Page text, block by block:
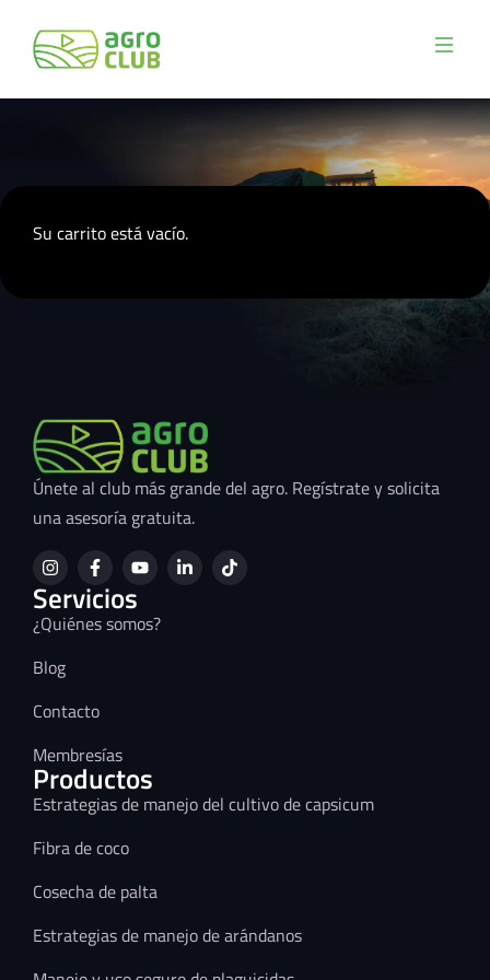
Su carrito está vacío.
Únete al club más grande del agro. Regístrate y solicita
una asesoría gratuita.
Servicios
¿Quiénes somos?
Blog
Contacto
Membresías
Productos
Estrategias de manejo del cultivo de capsicum
Fibra de coco
Cosecha de palta
Estrategias de manejo de arándanos